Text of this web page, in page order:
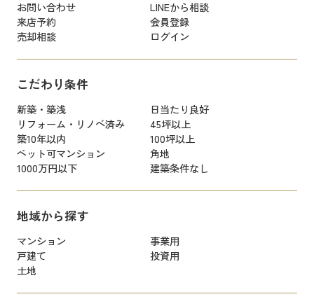
お問い合わせ
LINEから相談
来店予約
会員登録
売却相談
ログイン
こだわり条件
新築・築浅
日当たり良好
リフォーム・リノベ済み
45坪以上
築10年以内
100坪以上
ペット可マンション
角地
1000万円以下
建築条件なし
地域から探す
マンション
事業用
戸建て
投資用
土地